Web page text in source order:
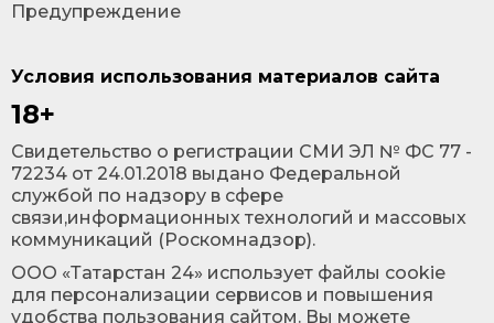
Условия использования материалов сайта
18+
Cвидетельство о регистрации СМИ ЭЛ № ФС 77 -
72234 от 24.01.2018 выдано Федеральной
службой по надзору в сфере
связи,информационных технологий и массовых
коммуникаций (Роскомнадзор).
ООО «Татарстан 24» использует файлы cookie
для персонализации сервисов и повышения
удобства пользования сайтом. Вы можете
Предупреждение